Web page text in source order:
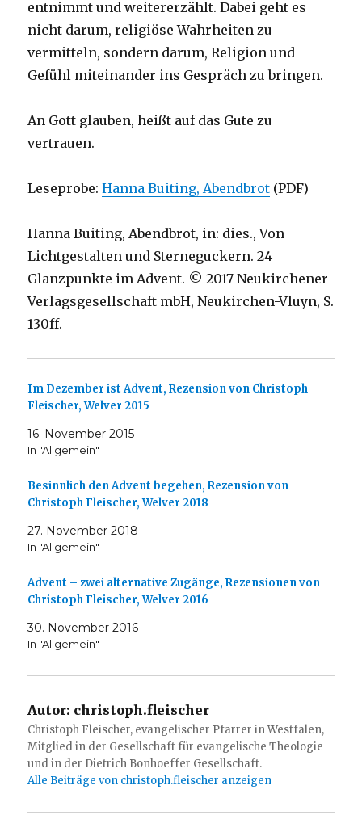
entnimmt und weitererzählt. Dabei geht es
nicht darum, religiöse Wahrheiten zu
vermitteln, sondern darum, Religion und
Gefühl miteinander ins Gespräch zu bringen.
An Gott glauben, heißt auf das Gute zu
vertrauen.
Leseprobe:Hanna Buiting, Abendbrot (PDF)
Hanna Buiting, Abendbrot, in: dies., Von
Lichtgestalten und Sterneguckern. 24
Glanzpunkte im Advent. © 2017 Neukirchener
Verlagsgesellschaft mbH, Neukirchen-Vluyn, S.
130ff.
Im Dezember ist Advent, Rezension von Christoph
Fleischer, Welver 2015
16. November 2015
In "Allgemein"
Besinnlich den Advent begehen, Rezension von
Christoph Fleischer, Welver 2018
27. November 2018
In "Allgemein"
Advent – zwei alternative Zugänge, Rezensionen von
Christoph Fleischer, Welver 2016
30. November 2016
In "Allgemein"
Autor: christoph.fleischer
Christoph Fleischer, evangelischer Pfarrer in Westfalen,
Mitglied in der Gesellschaft für evangelische Theologie
und in der Dietrich Bonhoeffer Gesellschaft.
Alle Beiträge von christoph.fleischer anzeigen